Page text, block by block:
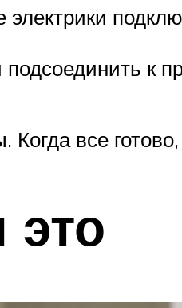
к
все